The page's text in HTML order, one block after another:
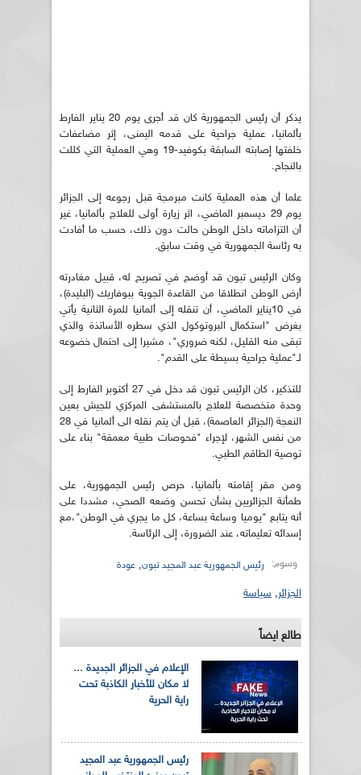
يذكر أن رئيس الجمهورية كان قد أجرى يوم 20 يناير الفارط
بألمانيا، عملية جراحية على قدمه اليمنى، إثر مضاعفات
خلفتها إصابته السابقة بكوفيد-19 وهي العملية التي كللت
بالنجاح.
علما أن هذه العملية كانت مبرمجة قبل رجوعه إلى الجزائر
يوم 29 ديسمبر الماضي، اثر زيارة أولى للعلاج بألمانيا، غير
أن التزاماته داخل الوطن حالت دون ذلك، حسب ما أفادت
به رئاسة الجمهورية في وقت سابق.
وكان الرئيس تبون قد أوضح في تصريح له، قبيل مغادرته
أرض الوطن انطلاقا من القاعدة الجوية ببوفاريك (البليدة)،
في 10يناير الماضي، أن تنقله إلى ألمانيا للمرة الثانية يأتي
بغرض "استكمال البروتوكول الذي سطره الأساتذة والذي
تبقى منه القليل، لكنه ضروري"، مشيرا إلى احتمال خضوعه
لـ"عملية جراحية بسيطة على القدم".
للتذكير، كان الرئيس تبون قد دخل في 27 أكتوبر الفارط إلى
وحدة متخصصة للعلاج بالمستشفى المركزي للجيش بعين
النعجة (الجزائر العاصمة)، قبل أن يتم نقله الى ألمانيا في 28
من نفس الشهر، لإجراء "فحوصات طبية معمقة" بناء على
توصية الطاقم الطبي.
ومن مقر إقامته بألمانيا، حرص رئيس الجمهورية، على
طمأنة الجزائريين بشأن تحسن وضعه الصحي، مشددا على
أنه يتابع "يوميا وساعة بساعة، كل ما يجري في الوطن"،مع
إسدائه تعليماته، عند الضرورة، إلى الرئاسة.
وسوم: رئيس الجمهورية عبد المجيد تبون, عودة
الجزائر, سياسة
طالع ايضاً
الإعلام في الجزائر الجديدة ...
لا مكان للأخبار الكاذبة تحت
راية الحرية
رئيس الجمهورية عبد المجيد